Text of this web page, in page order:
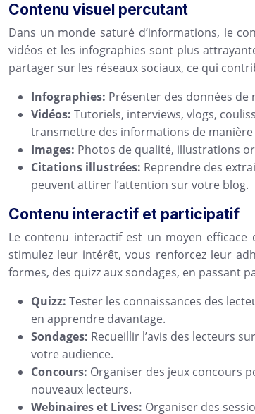
Contenu visuel percutant
Dans un monde saturé d’informations, le
vidéos et les infographies sont plus
partager sur les réseaux sociaux, ce qui
Infographies: Présenter des données
Vidéos: Tutoriels, interviews, vlogs,
transmettre des informations de
Images: Photos de qualité, illustrations
Citations illustrées: Reprendre des
peuvent attirer l’attention sur votre blog.
Contenu interactif et participatif
Le contenu interactif est un moyen
stimulez leur intérêt, vous renforcez leur
formes, des quizz aux sondages, en passant
Quizz: Tester les connaissances des
en apprendre davantage.
Sondages: Recueillir l’avis des lecteurs
votre audience.
Concours: Organiser des jeux concours
nouveaux lecteurs.
Webinaires et Lives: Organiser des